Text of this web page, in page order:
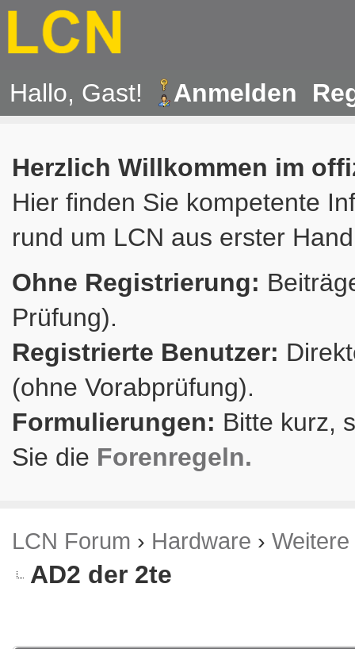
Hallo, Gast! Anmelden
Herzlich Willkommen im
Hier finden Sie kompetente
rund um LCN aus erster
Ohne Registrierung:
Prüfung).
Registrierte Benutzer:
(ohne Vorabprüfung).
Formulierungen: Bitte kurz,
Sie die Forenregeln.
LCN Forum › Hardware ›
AD2 der 2te